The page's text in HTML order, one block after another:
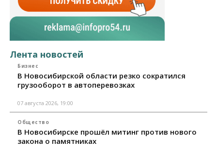
Лента новостей
Бизнес
В Новосибирской области резко сократился
грузооборот в автоперевозках
07 августа 2026, 19:00
Общество
В Новосибирске прошёл митинг против нового
закона о памятниках